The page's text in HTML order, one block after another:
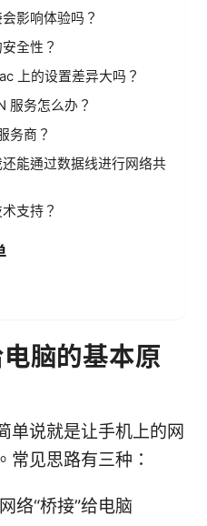
影响体验吗？
全性？
上的设置差异大吗？
服务怎么办？
务商？
能通过数据线进行网络共
支持？
脑的基本原
单说就是让手机上的网
常见思路有三种：
络“桥接”给电脑